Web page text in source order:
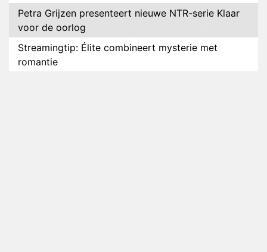
Petra Grijzen presenteert nieuwe NTR-serie Klaar
voor de oorlog
Streamingtip: Élite combineert mysterie met
romantie